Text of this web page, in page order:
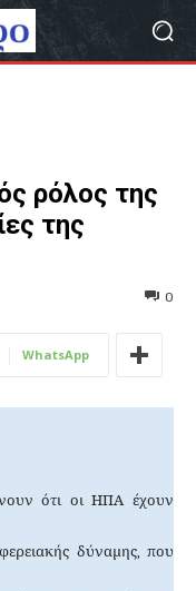
ρόλος της
της
0
WhatsApp
ότι οι ΗΠΑ έχουν
δύναμης, που